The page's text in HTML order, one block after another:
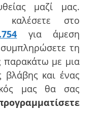
μαζί μας.
στο
για άμεση
τη
παρακάτω με μια
και ένας
μας θα σας